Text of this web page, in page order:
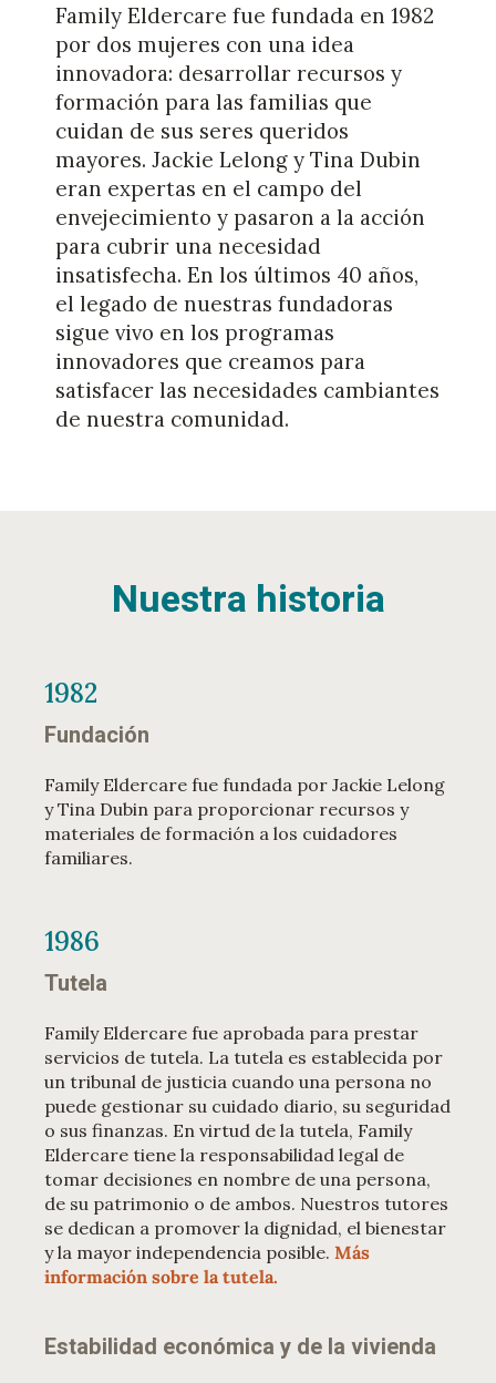
Family Eldercare fue fundada en 1982
por dos mujeres con una idea
innovadora: desarrollar recursos y
formación para las familias que
cuidan de sus seres queridos
mayores. Jackie Lelong y Tina Dubin
eran expertas en el campo del
envejecimiento y pasaron a la acción
para cubrir una necesidad
insatisfecha. En los últimos 40 años,
el legado de nuestras fundadoras
sigue vivo en los programas
innovadores que creamos para
satisfacer las necesidades cambiantes
de nuestra comunidad.
Nuestra historia
1982
Fundación
Family Eldercare fue fundada por Jackie Lelong
y Tina Dubin para proporcionar recursos y
materiales de formación a los cuidadores
familiares.
1986
Tutela
Family Eldercare fue aprobada para prestar
servicios de tutela. La tutela es establecida por
un tribunal de justicia cuando una persona no
puede gestionar su cuidado diario, su seguridad
o sus finanzas. En virtud de la tutela, Family
Eldercare tiene la responsabilidad legal de
tomar decisiones en nombre de una persona,
de su patrimonio o de ambos. Nuestros tutores
se dedican a promover la dignidad, el bienestar
y la mayor independencia posible. Más
información sobre la tutela.
Estabilidad económica y de la vivienda